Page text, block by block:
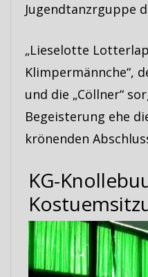
Jugendtanzrguppe
„Lieselotte
Klimpermännche“,
und die „Cöllner“
Begeisterung ehe
krönenden
KG-